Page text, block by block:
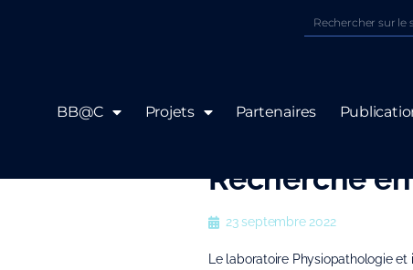
BB@C Projets Partenaires
Recherche
23 septembre 2022
Le laboratoire Physiopathologie